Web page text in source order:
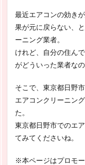
最近エアコンの効き
果が元に戻らない、
ーニング業者。
けれど、自分の住ん
がどういった業者な
そこで、東京都日野
エアコンクリーニン
た。
東京都日野市でのエ
てみてくださいね。
※本ページはプロモー